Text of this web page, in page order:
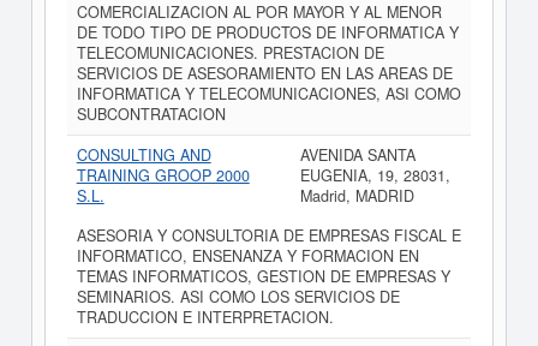
COMERCIALIZACION AL POR MAYOR Y AL MENOR
DE TODO TIPO DE PRODUCTOS DE INFORMATICA Y
TELECOMUNICACIONES. PRESTACION DE
SERVICIOS DE ASESORAMIENTO EN LAS AREAS DE
INFORMATICA Y TELECOMUNICACIONES, ASI COMO
SUBCONTRATACION
CONSULTING AND
TRAINING GROOP 2000
S.L.
AVENIDA SANTA
EUGENIA, 19, 28031,
Madrid, MADRID
ASESORIA Y CONSULTORIA DE EMPRESAS FISCAL E
INFORMATICO, ENSENANZA Y FORMACION EN
TEMAS INFORMATICOS, GESTION DE EMPRESAS Y
SEMINARIOS. ASI COMO LOS SERVICIOS DE
TRADUCCION E INTERPRETACION.